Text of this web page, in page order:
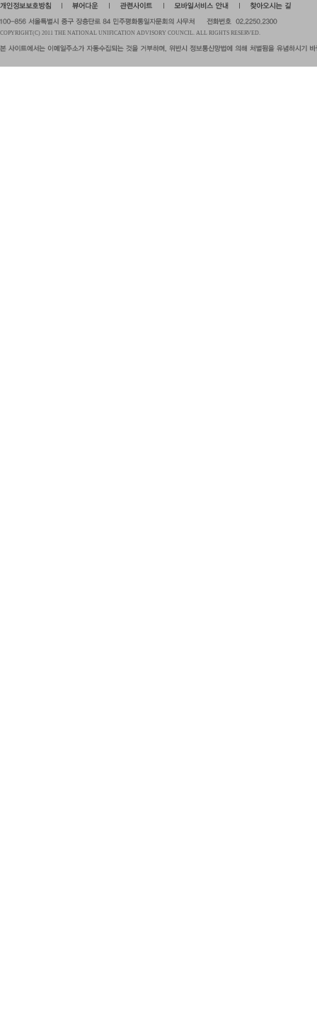
COPYRIGHT(C) 2011 THE NATIONAL UNIFICATION ADVISORY COUNCIL. ALL RIGHTS RESERVED.